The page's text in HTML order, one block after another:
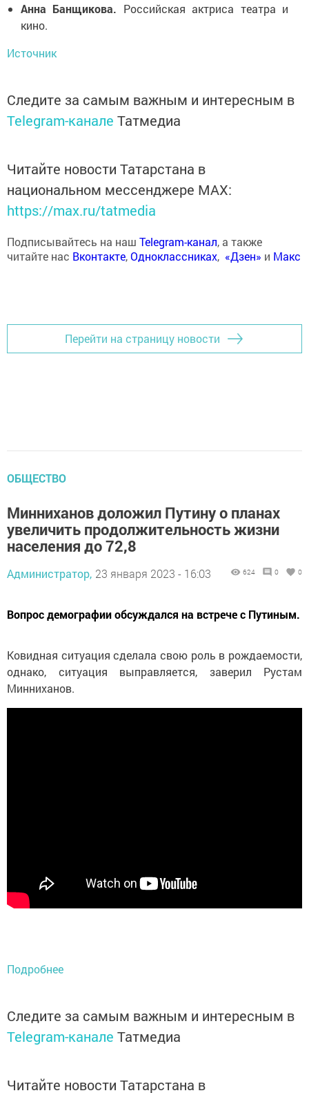
Анна Банщикова. Российская актриса театра и
кино.
Источник
Следите за самым важным и интересным в
Telegram-канале Татмедиа
Читайте новости Татарстана в
национальном мессенджере MАХ:
https://max.ru/tatmedia
Подписывайтесь на наш Telegram-канал, а также
читайте нас Вконтакте,Одноклассниках, «Дзен» и Макс
Перейти на страницу новости
ОБЩЕСТВО
Минниханов доложил Путину о планах
увеличить продолжительность жизни
населения до 72,8
Администратор, 23 января 2023 - 16:03 624 0 0
Вопрос демографии обсуждался на встрече с Путиным.
Ковидная ситуация сделала свою роль в рождаемости,
однако, ситуация выправляется, заверил Рустам
Минниханов.
Подробнее
Следите за самым важным и интересным в
Telegram-канале Татмедиа
Читайте новости Татарстана в